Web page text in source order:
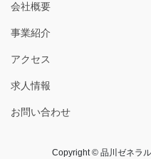
会社概要
事業紹介
アクセス
求人情報
お問い合わせ
Copyright © 品川ゼネラ